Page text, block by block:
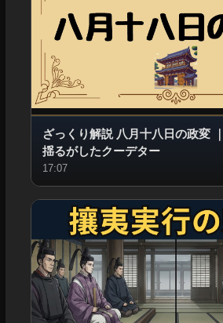
ざっくり解説 八月十八日の政変｜
揺るがしたクーデター
17:07